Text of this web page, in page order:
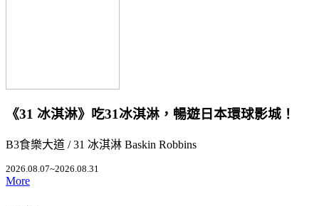
《31 冰淇淋》吃31冰淇淋，暢遊日本環球影城！
B3食樂大道 / 31 冰淇淋 Baskin Robbins
2026.08.07~2026.08.31
More